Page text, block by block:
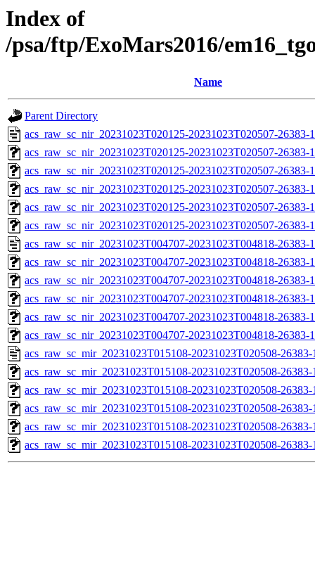
Index of
/psa/ftp/ExoMars2016/
Name
Parent Directory
acs_raw_sc_nir_20231023T020125-20231023T020507-26383-
acs_raw_sc_nir_20231023T020125-20231023T020507-26383-
acs_raw_sc_nir_20231023T020125-20231023T020507-26383-
acs_raw_sc_nir_20231023T020125-20231023T020507-26383-
acs_raw_sc_nir_20231023T020125-20231023T020507-26383-
acs_raw_sc_nir_20231023T020125-20231023T020507-
acs_raw_sc_nir_20231023T004707-20231023T004818-26383-
acs_raw_sc_nir_20231023T004707-20231023T004818-26383-
acs_raw_sc_nir_20231023T004707-20231023T004818-26383-
acs_raw_sc_nir_20231023T004707-20231023T004818-26383-
acs_raw_sc_nir_20231023T004707-20231023T004818-26383-
acs_raw_sc_nir_20231023T004707-20231023T004818-
acs_raw_sc_mir_20231023T015108-20231023T020508-
acs_raw_sc_mir_20231023T015108-20231023T020508-
acs_raw_sc_mir_20231023T015108-20231023T020508-
acs_raw_sc_mir_20231023T015108-20231023T020508-
acs_raw_sc_mir_20231023T015108-20231023T020508-
acs_raw_sc_mir_20231023T015108-20231023T020508-